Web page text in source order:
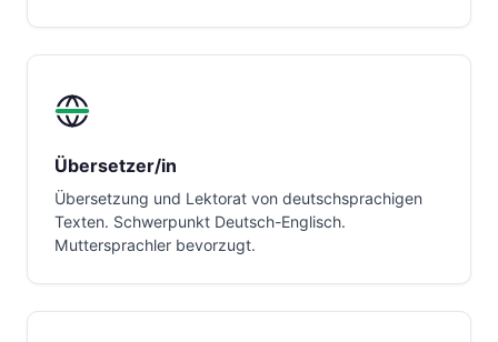
Übersetzer/in
Übersetzung und Lektorat von deutschsprachigen
Texten. Schwerpunkt Deutsch-Englisch.
Muttersprachler bevorzugt.